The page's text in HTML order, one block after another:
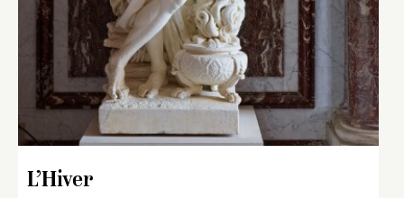
L’Hiver